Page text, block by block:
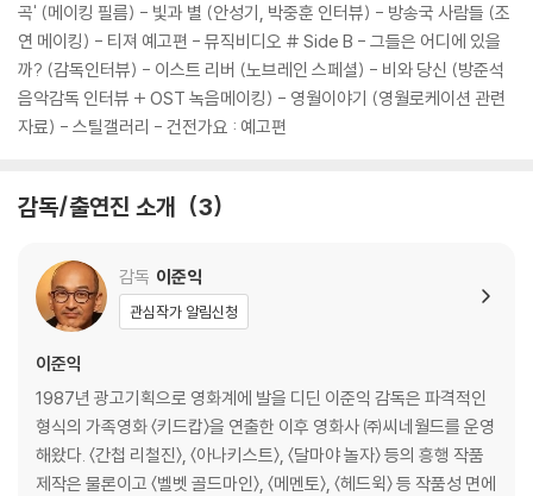
※ 디스크 재생 불량
1) 기기 문제로 인해 발생하는 재생 불량 현상에 대해서는 반품/교환이 불
가하니 최신 소프트웨어로 업데이트된 DVD/BD 전용 기기에서 재생하실
것을 권유해 드립니다.
해결됩니다.
생이 불가능한 경우가 있습니다. 독립형 전용 플레이어 사용을 권장드리
며, ODD 사용으로 인한 재생 불량의 경우 교환 시에도 동일한 오류가 발
생할 수 있음을 알려드립니다.
디스크에 미세한 잔 흠집이 남아있거나 인쇄 면이 깨끗하지 않은 경우가
있으며, 상품의 불량이 아닙니다. 단, 재생에 이상이 있는 경우에는 불량으
로 인한 반품/교환이 가능합니다.
곡' (메이킹 필름) - 빛과 별 (안성기, 박중훈 인터뷰) - 방송국 사람들 (조
연 메이킹) - 티져 예고편 - 뮤직비디오 # Side B - 그들은 어디에 있을
까? (감독인터뷰) - 이스트 리버 (노브레인 스페셜) - 비와 당신 (방준석
음악감독 인터뷰 + OST 녹음메이킹) - 영월이야기 (영월로케이션 관련
자료) - 스틸갤러리 - 건전가요 : 예고편
감독/출연진 소개 3
감독 이준익
관심작가 알림신청
이준익
1987년 광고기획으로 영화계에 발을 디딘 이준익 감독은 파격적인
형식의 가족영화 〈키드캅〉을 연출한 이후 영화사 ㈜씨네월드를 운영
해왔다. 〈간첩 리철진〉, 〈아나키스트〉, 〈달마야 놀자〉 등의 흥행 작품
제작은 물론이고 〈벨벳 골드마인〉, 〈메멘토〉, 〈헤드윅〉 등 작품성 면에